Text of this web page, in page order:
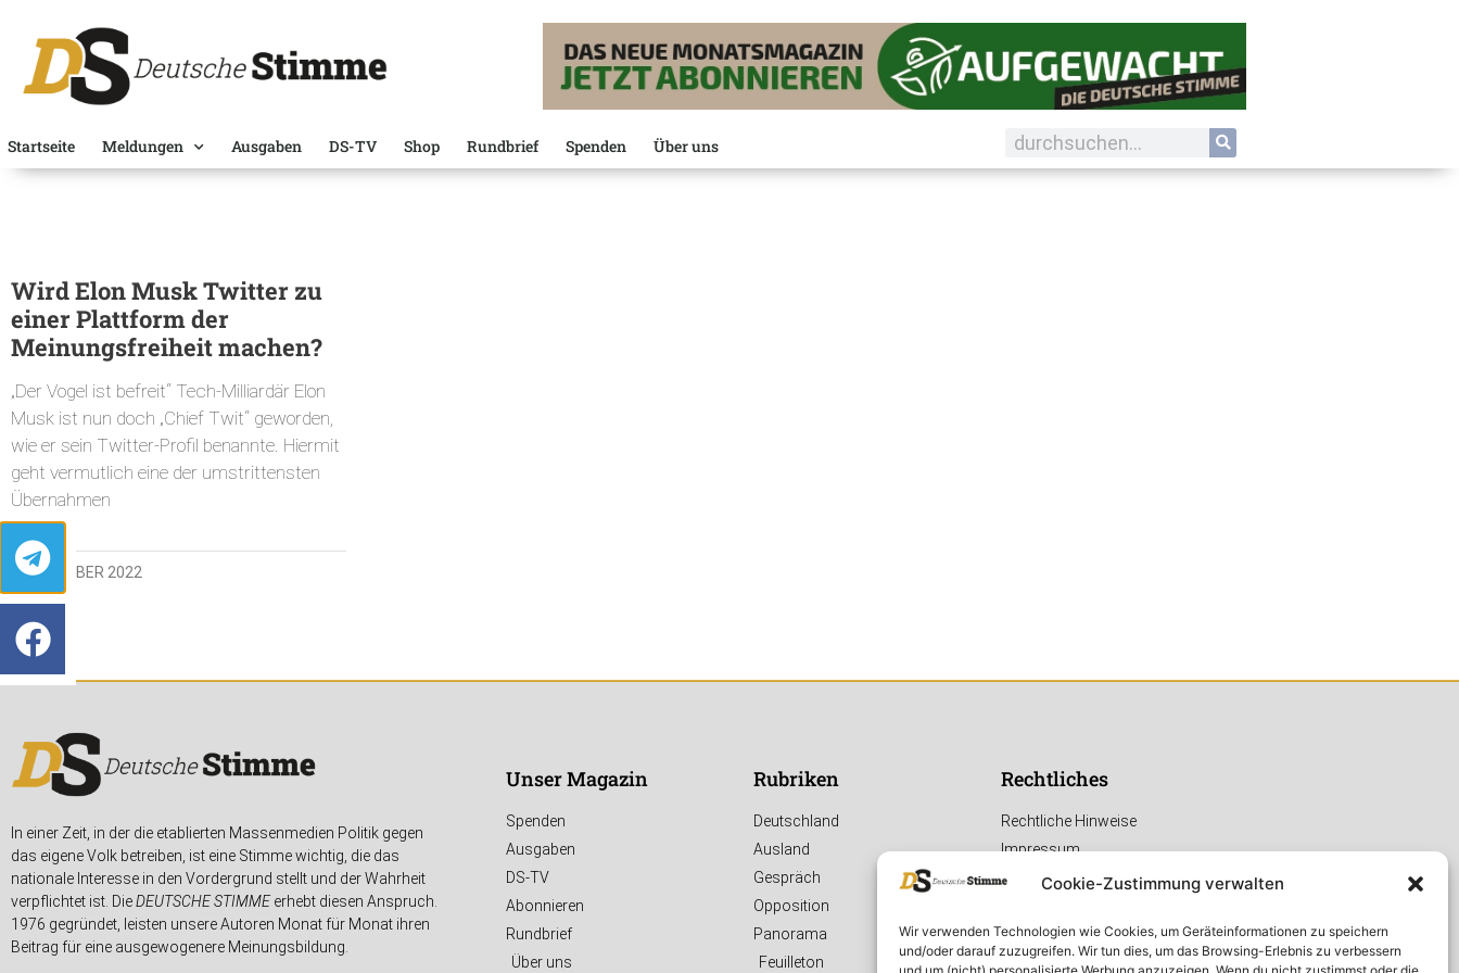
Cookie-Zustimmung verwalten
Wir verwenden Technologien wie Cookies, um Geräteinformationen zu speichern
und/oder darauf zuzugreifen. Wir tun dies, um das Browsing-Erlebnis zu verbessern
Startseite Meldungen Ausgaben DS-TV Shop Rundbrief Spenden Über uns
Wird Elon Musk Twitter zu
einer Plattform der
Meinungsfreiheit machen?
„Der Vogel ist befreit“ Tech-Milliardär Elon
Musk ist nun doch „Chief Twit“ geworden,
wie er sein Twitter-Profil benannte. Hiermit
geht vermutlich eine der umstrittensten
Übernahmen
29. OKTOBER 2022
In einer Zeit, in der die etablierten Massenmedien Politik gegen
das eigene Volk betreiben, ist eine Stimme wichtig, die das
nationale Interesse in den Vordergrund stellt und der Wahrheit
verpflichtet ist. DieDEUTSCHE STIMMEerhebt diesen Anspruch.
1976 gegründet, leisten unsere Autoren Monat für Monat ihren
Beitrag für eine ausgewogenere Meinungsbildung.
Unser Magazin
Spenden
Ausgaben
DS-TV
Abonnieren
Rundbrief
Über uns
Rubriken
Deutschland
Ausland
Gespräch
Opposition
Panorama
Feuilleton
Rechtliches
Rechtliche Hinweise
Impressum
Datenschutzerklärung